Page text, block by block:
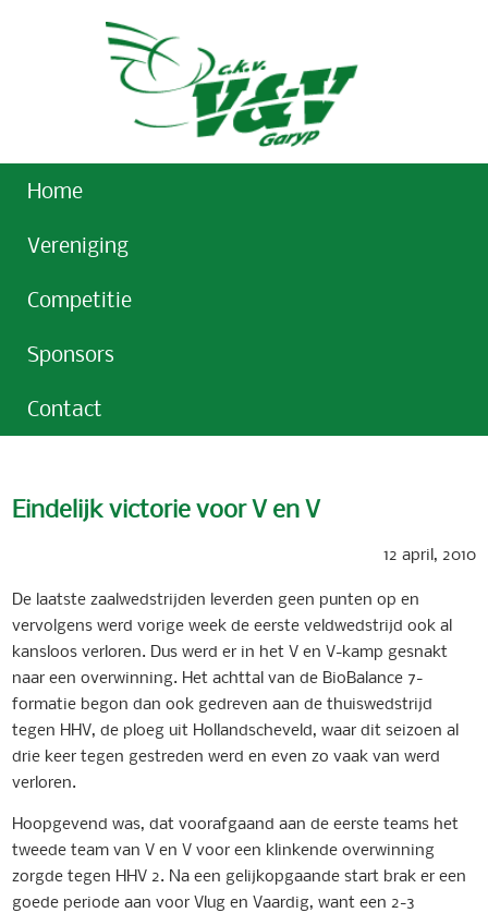
Home
Vereniging
Competitie
Sponsors
Contact
Eindelijk victorie voor V en V
12 april, 2010
De laatste zaalwedstrijden leverden geen punten op en
vervolgens werd vorige week de eerste veldwedstrijd ook al
kansloos verloren. Dus werd er in het V en V-kamp gesnakt
naar een overwinning. Het achttal van de BioBalance 7-
formatie begon dan ook gedreven aan de thuiswedstrijd
tegen HHV, de ploeg uit Hollandscheveld, waar dit seizoen al
drie keer tegen gestreden werd en even zo vaak van werd
verloren.
Hoopgevend was, dat voorafgaand aan de eerste teams het
tweede team van V en V voor een klinkende overwinning
zorgde tegen HHV 2. Na een gelijkopgaande start brak er een
goede periode aan voor Vlug en Vaardig, want een 2-3